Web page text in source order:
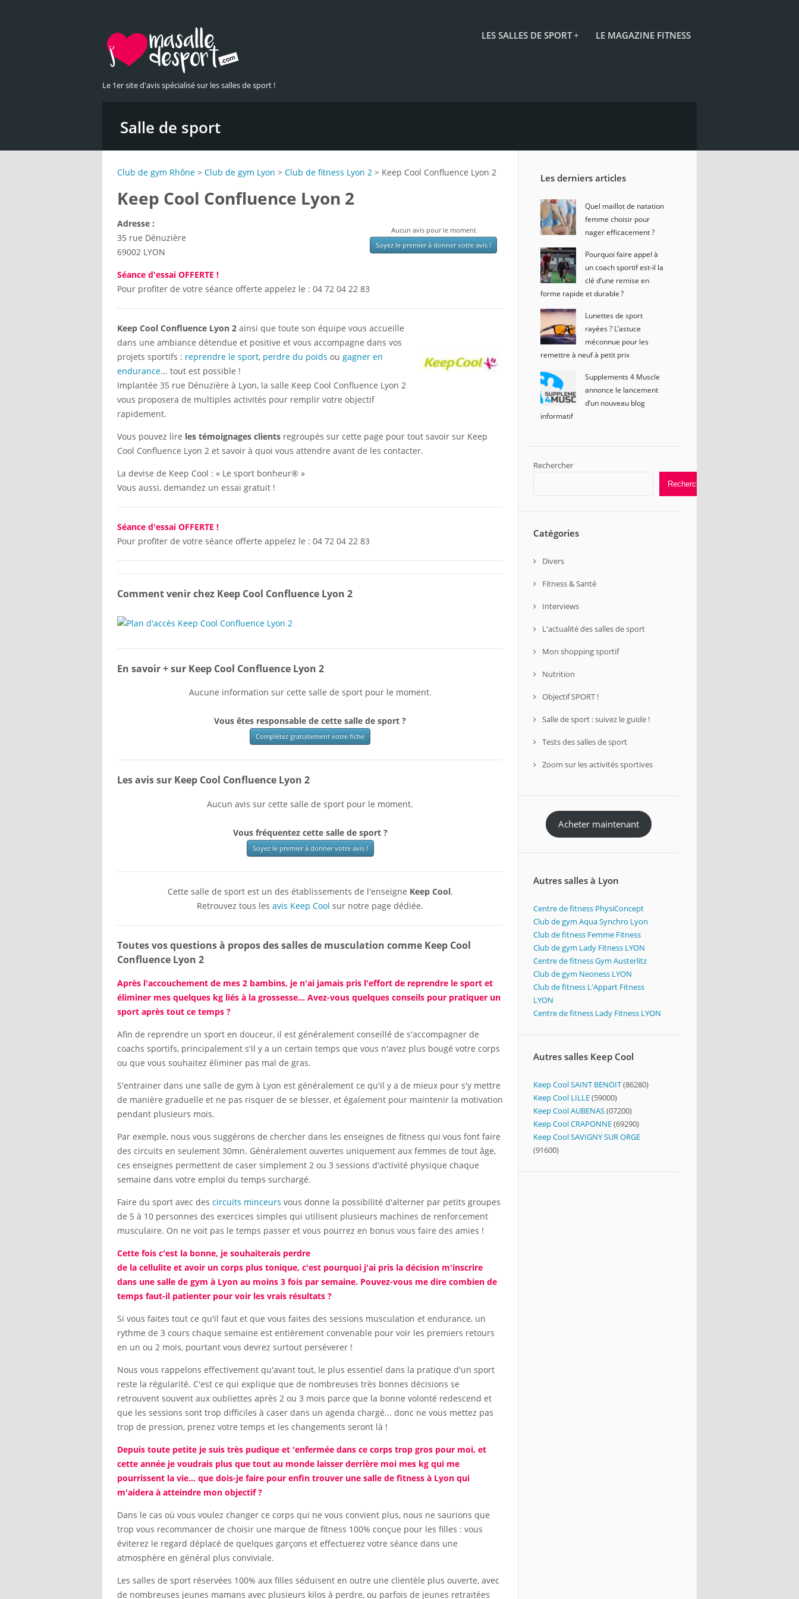
LES SALLES DE SPORT+ LE MAGAZINE FITNESS
Le 1er site d'avis spécialisé sur les salles de sport !
Salle de sport
Club de gym Rhône > Club de gym Lyon > Club de fitness Lyon 2 > Keep Cool Confluence Lyon 2
Keep Cool Confluence Lyon 2
Aucun avis pour le moment
Soyez le premier à donner votre avis !
Adresse :
35 rue Dénuzière
69002 LYON
Séance d'essai OFFERTE !
Pour profiter de votre séance offerte appelez le : 04 72 04 22 83
Keep Cool Confluence Lyon 2 ainsi que toute son équipe vous accueille
dans une ambiance détendue et positive et vous accompagne dans vos
projets sportifs : reprendre le sport, perdre du poids ou gagner en
endurance... tout est possible !
Implantée 35 rue Dénuzière à Lyon, la salle Keep Cool Confluence Lyon 2
vous proposera de multiples activités pour remplir votre objectif
rapidement.
Vous pouvez lire les témoignages clients regroupés sur cette page pour tout savoir sur Keep
Cool Confluence Lyon 2 et savoir à quoi vous attendre avant de les contacter.
La devise de Keep Cool : « Le sport bonheur® »
Vous aussi, demandez un essai gratuit !
Séance d'essai OFFERTE !
Pour profiter de votre séance offerte appelez le : 04 72 04 22 83
Comment venir chez Keep Cool Confluence Lyon 2
En savoir + sur Keep Cool Confluence Lyon 2
Aucune information sur cette salle de sport pour le moment.
Vous êtes responsable de cette salle de sport ?
Complétez gratuitement votre fiche
Les avis sur Keep Cool Confluence Lyon 2
Aucun avis sur cette salle de sport pour le moment.
Vous fréquentez cette salle de sport ?
Soyez le premier à donner votre avis !
Cette salle de sport est un des établissements de l'enseigne Keep Cool.
Retrouvez tous les avis Keep Cool sur notre page dédiée.
Toutes vos questions à propos des salles de musculation comme Keep Cool
Confluence Lyon 2
Après l'accouchement de mes 2 bambins, je n'ai jamais pris l'effort de reprendre le sport et
éliminer mes quelques kg liés à la grossesse... Avez-vous quelques conseils pour pratiquer un
sport après tout ce temps ?
Afin de reprendre un sport en douceur, il est généralement conseillé de s'accompagner de
coachs sportifs, principalement s'il y a un certain temps que vous n'avez plus bougé votre corps
ou que vous souhaitez éliminer pas mal de gras.
S'entrainer dans une salle de gym à Lyon est généralement ce qu'il y a de mieux pour s'y mettre
de manière graduelle et ne pas risquer de se blesser, et également pour maintenir la motivation
pendant plusieurs mois.
Par exemple, nous vous suggérons de chercher dans les enseignes de fitness qui vous font faire
des circuits en seulement 30mn. Généralement ouvertes uniquement aux femmes de tout âge,
ces enseignes permettent de caser simplement 2 ou 3 sessions d'activité physique chaque
semaine dans votre emploi du temps surchargé.
Faire du sport avec des circuits minceurs vous donne la possibilité d'alterner par petits groupes
de 5 à 10 personnes des exercices simples qui utilisent plusieurs machines de renforcement
musculaire. On ne voit pas le temps passer et vous pourrez en bonus vous faire des amies !
Cette fois c'est la bonne, je souhaiterais perdre
de la cellulite et avoir un corps plus tonique, c'est pourquoi j'ai pris la décision m'inscrire
dans une salle de gym à Lyon au moins 3 fois par semaine. Pouvez-vous me dire combien de
temps faut-il patienter pour voir les vrais résultats ?
Si vous faites tout ce qu'il faut et que vous faites des sessions musculation et endurance, un
rythme de 3 cours chaque semaine est entièrement convenable pour voir les premiers retours
en un ou 2 mois, pourtant vous devrez surtout perséverer !
Nous vous rappelons effectivement qu'avant tout, le plus essentiel dans la pratique d'un sport
reste la régularité. C'est ce qui explique que de nombreuses très bonnes décisions se
retrouvent souvent aux oubliettes après 2 ou 3 mois parce que la bonne volonté redescend et
que les sessions sont trop difficiles à caser dans un agenda chargé... donc ne vous mettez pas
trop de pression, prenez votre temps et les changements seront là !
Depuis toute petite je suis très pudique et 'enfermée dans ce corps trop gros pour moi, et
cette année je voudrais plus que tout au monde laisser derrière moi mes kg qui me
pourrissent la vie... que dois-je faire pour enfin trouver une salle de fitness à Lyon qui
m'aidera à atteindre mon objectif ?
Dans le cas où vous voulez changer ce corps qui ne vous convient plus, nous ne saurions que
trop vous recommancer de choisir une marque de fitness 100% conçue pour les filles : vous
éviterez le regard déplacé de quelques garçons et effectuerez votre séance dans une
atmosphère en général plus conviviale.
Les salles de sport réservées 100% aux filles séduisent en outre une clientèle plus ouverte, avec
de nombreuses jeunes mamans avec plusieurs kilos à perdre, ou parfois de jeunes retraitées
Les derniers articles
Quel maillot de natation
femme choisir pour
nager efficacement ?
Pourquoi faire appel à
un coach sportif est-il la
clé d’une remise en
forme rapide et durable ?
Lunettes de sport
rayées ? L’astuce
méconnue pour les
remettre à neuf à petit prix
Supplements 4 Muscle
annonce le lancement
d’un nouveau blog
informatif
Rechercher
Rechercher
Catégories
Divers
Fitness & Santé
Interviews
L'actualité des salles de sport
Mon shopping sportif
Nutrition
Objectif SPORT !
Salle de sport : suivez le guide !
Tests des salles de sport
Zoom sur les activités sportives
Acheter maintenant
Autres salles à Lyon
Centre de fitness PhysiConcept
Club de gym Aqua Synchro Lyon
Club de fitness Femme Fitness
Club de gym Lady Fitness LYON
Centre de fitness Gym Austerlitz
Club de gym Neoness LYON
Club de fitness L'Appart Fitness
LYON
Centre de fitness Lady Fitness LYON
Autres salles Keep Cool
Keep Cool SAINT BENOIT(86280)
Keep Cool LILLE(59000)
Keep Cool AUBENAS(07200)
Keep Cool CRAPONNE(69290)
Keep Cool SAVIGNY SUR ORGE
(91600)